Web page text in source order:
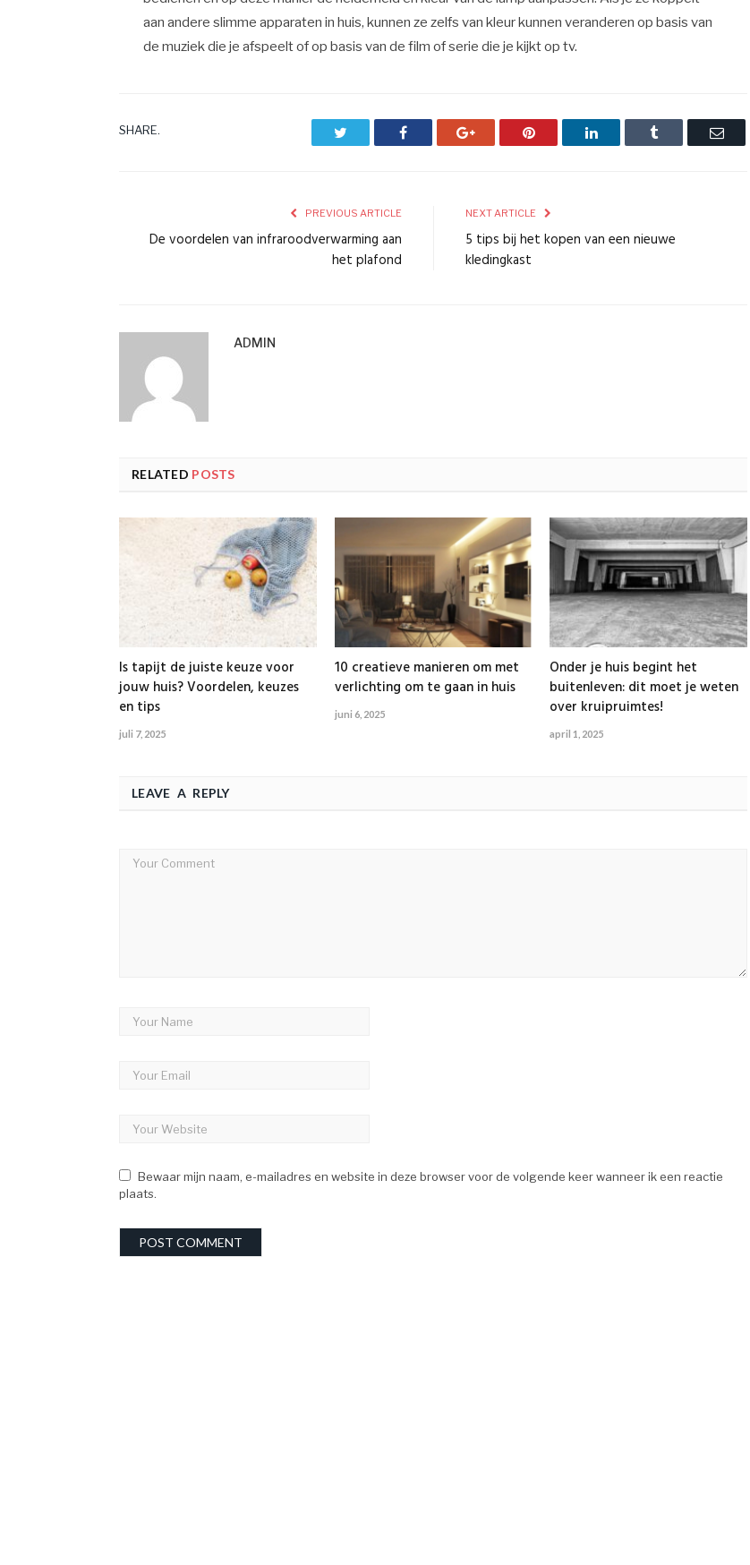
aan andere slimme apparaten in huis, kunnen ze zelfs van kleur kunnen veranderen op basis van
de muziek die je afspeelt of op basis van de film of serie die je kijkt op tv.
SHARE. Facebook Google+ Pinterest LinkedIn Tumblr Email
PREVIOUS ARTICLE
De voordelen van infraroodverwarming aan
het plafond
NEXT ARTICLE
5 tips bij het kopen van een nieuwe
kledingkast
ADMIN
RELATED POSTS
Is tapijt de juiste keuze voor
jouw huis? Voordelen, keuzes
en tips
juli 7, 2025
10 creatieve manieren om met
verlichting om te gaan in huis
juni 6, 2025
Onder je huis begint het
buitenleven: dit moet je weten
over kruipruimtes!
april 1, 2025
LEAVE A REPLY
Bewaar mijn naam, e-mailadres en website in deze browser voor de volgende keer wanneer ik een reactie
plaats.